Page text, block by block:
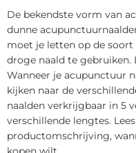
De bekendste vorm van
dunne
moet je letten op de soort
droge naald te gebruiken.
Wanneer je acupunctuur
kijken naar de
naalden verkrijgbaar in 5
verschillende lengtes.
productomschrijving,